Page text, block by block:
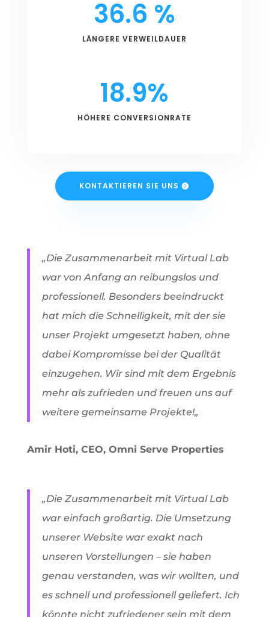
36.6 %
LÄNGERE VERWEILDAUER
18.9%
HÖHERE CONVERSIONRATE
KONTAKTIEREN SIE UNS
„Die Zusammenarbeit mit Virtual Lab
war von Anfang an reibungslos und
professionell. Besonders beeindruckt
hat mich die Schnelligkeit, mit der sie
unser Projekt umgesetzt haben, ohne
dabei Kompromisse bei der Qualität
einzugehen. Wir sind mit dem Ergebnis
mehr als zufrieden und freuen uns auf
weitere gemeinsame Projekte!„
Amir Hoti, CEO, Omni Serve Properties
„Die Zusammenarbeit mit Virtual Lab
war einfach großartig. Die Umsetzung
unserer Website war exakt nach
unseren Vorstellungen – sie haben
genau verstanden, was wir wollten, und
es schnell und professionell geliefert. Ich
könnte nicht zufriedener sein mit dem